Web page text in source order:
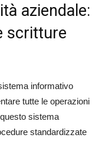
aziendale:
scritture
informativo
tutte le operazioni
sistema
standardizzate